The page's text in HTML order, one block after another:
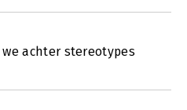
we achter stereotypes